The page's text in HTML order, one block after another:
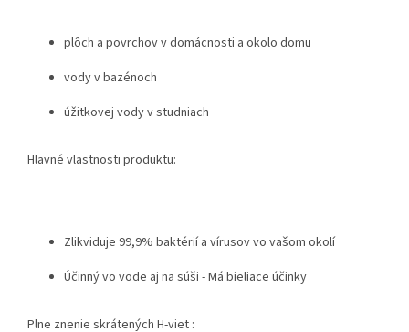
plôch a povrchov v domácnosti a okolo domu
vody v bazénoch
úžitkovej vody v studniach
Hlavné vlastnosti produktu:
Zlikviduje 99,9% baktérií a vírusov vo vašom okolí
Účinný vo vode aj na súši - Má bieliace účinky
Plne znenie skrátených H-viet :